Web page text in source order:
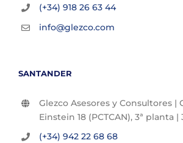
(+34) 918 26 63 44
info@glezco.com
SANTANDER
Glezco Asesores y Consultores |
Einstein 18 (PCTCAN), 3ª planta |
(+34) 942 22 68 68